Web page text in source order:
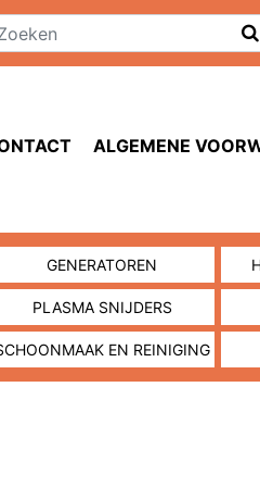
ALGEMENE
GENERATOREN
PLASMA SNIJDERS
EN REINIGING